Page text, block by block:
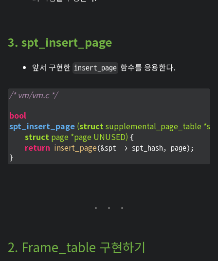
3. spt_insert_page
앞서 구현한 insert_page 함수를 응용한다.
/* vm/vm.c */
bool
spt_insert_page (struct supplemental_page_table
struct page *page UNUSED) {
return insert_page(&spt -> spt_hash, page);
}
2. Frame_table 구현하기